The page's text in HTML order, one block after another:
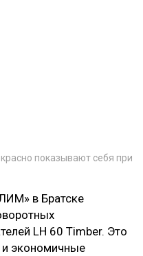
показывают себя при
в Братске
LH 60 Timber. Это
экономичные